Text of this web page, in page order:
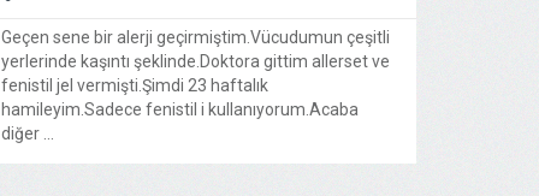
Geçen sene bir alerji geçirmiştim.Vücudumun çeşitli
yerlerinde kaşıntı şeklinde.Doktora gittim allerset ve
fenistil jel vermişti.Şimdi 23 haftalık
hamileyim.Sadece fenistil i kullanıyorum.Acaba
diğer ...